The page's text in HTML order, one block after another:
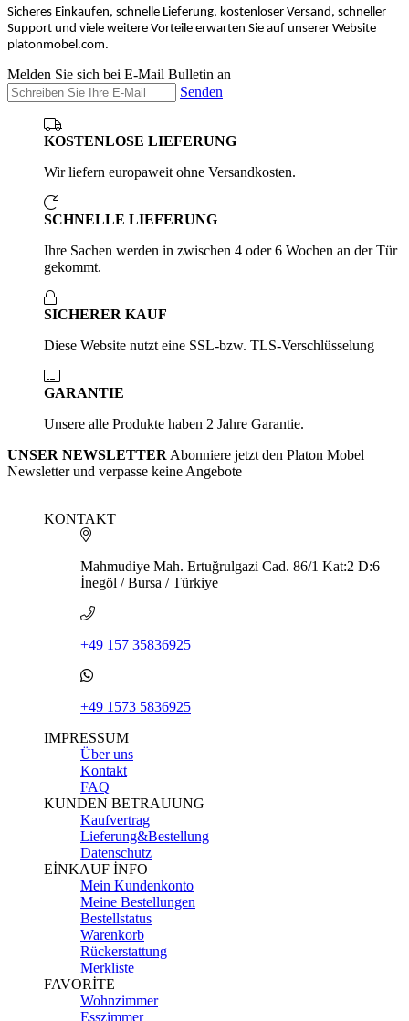
Sicheres Einkaufen, schnelle Lieferung, kostenloser Versand, schneller
Support und viele weitere Vorteile erwarten Sie auf unserer Website
platonmobel.com.
Melden Sie sich bei E-Mail Bulletin an
Senden
KOSTENLOSE LIEFERUNG
Wir liefern europaweit ohne Versandkosten.
SCHNELLE LIEFERUNG
Ihre Sachen werden in zwischen 4 oder 6 Wochen an der Tür
gekommt.
SICHERER KAUF
Diese Website nutzt eine SSL-bzw. TLS-Verschlüsselung
GARANTIE
Unsere alle Produkte haben 2 Jahre Garantie.
UNSER NEWSLETTER Abonniere jetzt den Platon Mobel
Newsletter und verpasse keine Angebote
KONTAKT
Mahmudiye Mah. Ertuğrulgazi Cad. 86/1 Kat:2 D:6
İnegöl / Bursa / Türkiye
+49 157 35836925
+49 1573 5836925
IMPRESSUM
Über uns
Kontakt
FAQ
KUNDEN BETRAUUNG
Kaufvertrag
Lieferung&Bestellung
Datenschutz
EİNKAUF İNFO
Mein Kundenkonto
Meine Bestellungen
Bestellstatus
Warenkorb
Rückerstattung
Merkliste
FAVORİTE
Wohnzimmer
Esszimmer